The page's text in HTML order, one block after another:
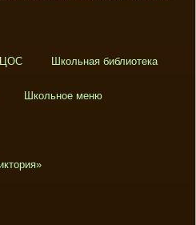
ЦОС Школьная библиотека
Школьное меню